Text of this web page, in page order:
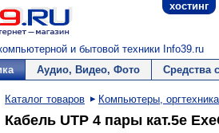
хостинг
и бытовой техники Info39.ru
Аудио, Видео, Фото Средства
Каталог товаров Компьютеры, оргтехника
Кабель UTP 4 пары кат.5e